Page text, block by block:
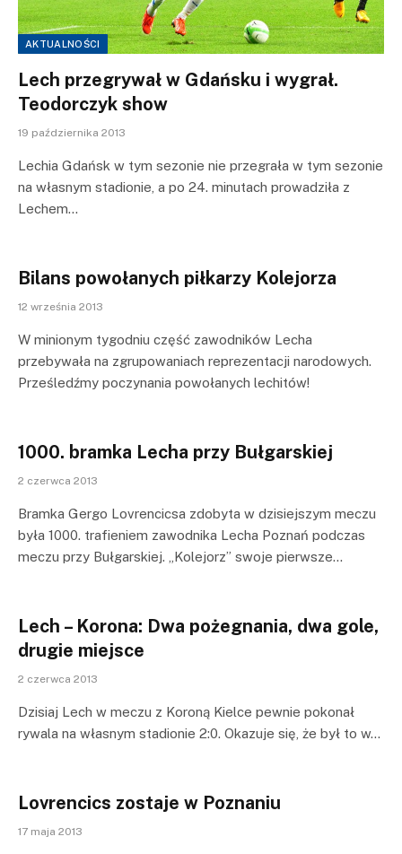
AKTUALNOŚCI
Lech przegrywał w Gdańsku i wygrał.
Teodorczyk show
19 października 2013
Lechia Gdańsk w tym sezonie nie przegrała w tym sezonie
na własnym stadionie, a po 24. minutach prowadziła z
Lechem…
Bilans powołanych piłkarzy Kolejorza
12 września 2013
W minionym tygodniu część zawodników Lecha
przebywała na zgrupowaniach reprezentacji narodowych.
Prześledźmy poczynania powołanych lechitów!
1000. bramka Lecha przy Bułgarskiej
2 czerwca 2013
Bramka Gergo Lovrencicsa zdobyta w dzisiejszym meczu
była 1000. trafieniem zawodnika Lecha Poznań podczas
meczu przy Bułgarskiej. „Kolejorz” swoje pierwsze…
Lech – Korona: Dwa pożegnania, dwa gole,
drugie miejsce
2 czerwca 2013
Dzisiaj Lech w meczu z Koroną Kielce pewnie pokonał
rywala na własnym stadionie 2:0. Okazuje się, że był to w…
Lovrencics zostaje w Poznaniu
17 maja 2013